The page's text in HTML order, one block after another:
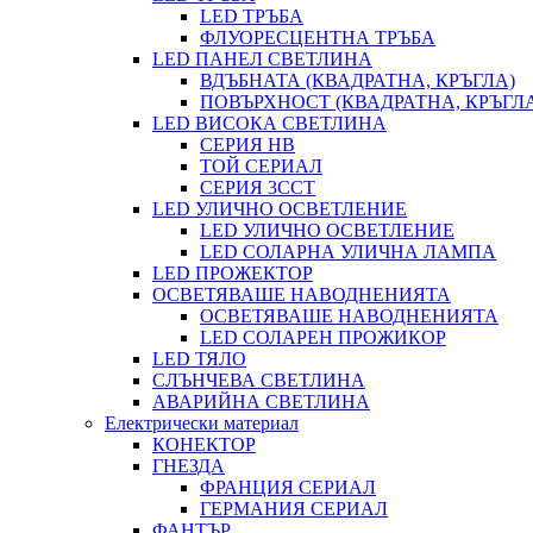
LED ТРЪБА
ФЛУОРЕСЦЕНТНА ТРЪБА
LED ПАНЕЛ СВЕТЛИНА
ВДЪБНАТА (КВАДРАТНА, КРЪГЛА)
ПОВЪРХНОСТ (КВАДРАТНА,
LED ВИСОКА СВЕТЛИНА
СЕРИЯ HB
ТОЙ СЕРИАЛ
СЕРИЯ 3CCT
LED УЛИЧНО ОСВЕТЛЕНИЕ
LED УЛИЧНО ОСВЕТЛЕНИЕ
LED СОЛАРНА УЛИЧНА ЛАМПА
LED ПРОЖЕКТОР
ОСВЕТЯВАШЕ НАВОДНЕНИЯТА
ОСВЕТЯВАШЕ НАВОДНЕНИЯТА
LED СОЛАРЕН ПРОЖИКОР
LED ТЯЛО
СЛЪНЧЕВА СВЕТЛИНА
АВАРИЙНА СВЕТЛИНА
Електрически материал
КОНЕКТОР
ГНЕЗДА
ФРАНЦИЯ СЕРИАЛ
ГЕРМАНИЯ СЕРИАЛ